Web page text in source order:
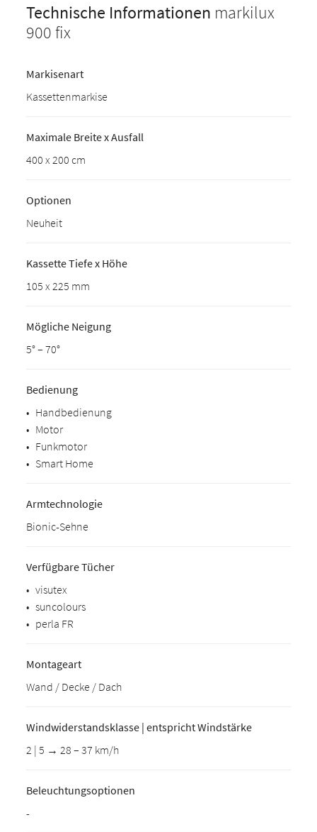
Technische Informationen markilux
900 fix
Markisenart
Kassettenmarkise
Maximale Breite x Ausfall
400 x 200 cm
Optionen
Neuheit
Kassette Tiefe x Höhe
105 x 225 mm
Mögliche Neigung
5° – 70°
Bedienung
• Handbedienung
• Motor
• Funkmotor
• Smart Home
Armtechnologie
Bionic-Sehne
Verfügbare Tücher
• visutex
• suncolours
• perla FR
Montageart
Wand / Decke / Dach
Windwiderstandsklasse | entspricht Windstärke
2 | 5 → 28 – 37 km/h
Beleuchtungsoptionen
-